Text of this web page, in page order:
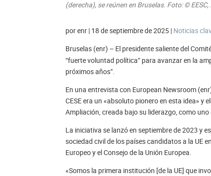
(derecha), se reúnen en Bruselas. Foto: ©
por enr | 18 de septiembre de 2025 | Noticias
Bruselas (enr) – El presidente saliente del
“fuerte voluntad política” para avanzar en la
próximos años”.
En una entrevista con European Newsroom
CESE era un «absoluto pionero en esta idea» y
Ampliación, creada bajo su liderazgo, como
La iniciativa se lanzó en septiembre de 2023 y
sociedad civil de los países candidatos a la UE
Europeo y el Consejo de la Unión Europea.
«Somos la primera institución [de la UE] que